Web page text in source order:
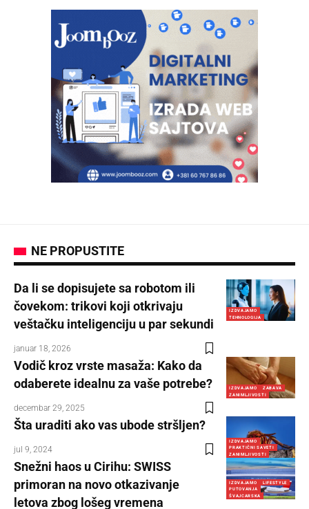
NE PROPUSTITE
IZDVAJAMO
TEHNOLOGIJA
Da li se dopisujete sa robotom ili
čovekom: trikovi koji otkrivaju
veštačku inteligenciju u par sekundi
januar 18, 2026
IZDVAJAMO
ZABAVA
ZANIMLJIVOSTI
Vodič kroz vrste masaža: Kako da
odaberete idealnu za vaše potrebe?
decembar 29, 2025
IZDVAJAMO
PRAKTIČNI SAVETI
ZANIMLJIVOSTI
Šta uraditi ako vas ubode stršljen?
jul 9, 2024
IZDVAJAMO
LIFESTYLE
PUTOVANJA
ŠVAJCARSKA
Snežni haos u Cirihu: SWISS
primoran na novo otkazivanje
letova zbog lošeg vremena